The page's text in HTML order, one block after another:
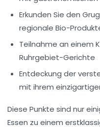
Erkunden Sie den
regionale Bio-
Teilnahme an einem
Ruhrgebiet-Gerichte
Entdeckung der
mit ihrem
Diese Punkte sind nur
Essen zu einem